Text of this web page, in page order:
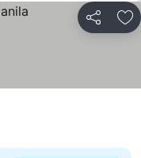
Zdieľať